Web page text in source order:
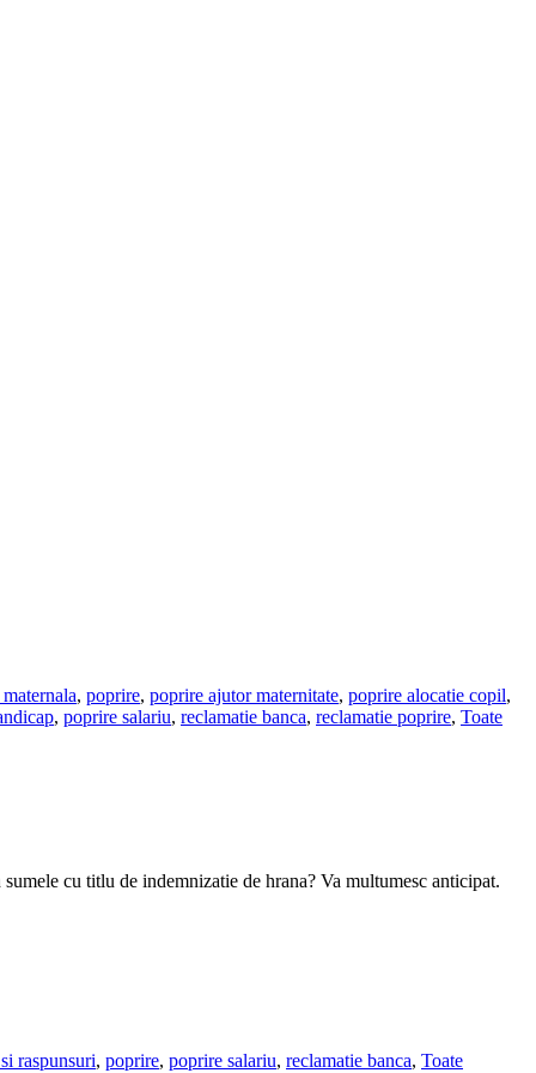
, poprire, poprire ajutor maternitate, poprire alocatie copil,
, poprire salariu, reclamatie banca, reclamatie poprire, Toate
cu titlu de indemnizatie de hrana? Va multumesc anticipat.
raspunsuri, poprire, poprire salariu, reclamatie banca, Toate